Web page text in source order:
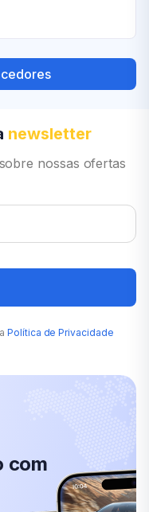
newsletter
nossas ofertas
Política de Privacidade
com